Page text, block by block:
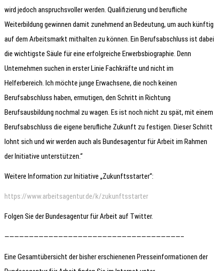
wird jedoch anspruchsvoller werden. Qualifizierung und berufliche
Weiterbildung gewinnen damit zunehmend an Bedeutung, um auch künftig
auf dem Arbeitsmarkt mithalten zu können. Ein Berufsabschluss ist dabei
die wichtigste Säule für eine erfolgreiche Erwerbsbiographie. Denn
Unternehmen suchen in erster Linie Fachkräfte und nicht im
Helferbereich. Ich möchte junge Erwachsene, die noch keinen
Berufsabschluss haben, ermutigen, den Schritt in Richtung
Berufsausbildung nochmal zu wagen. Es ist noch nicht zu spät, mit einem
Berufsabschluss die eigene berufliche Zukunft zu festigen. Dieser Schritt
lohnt sich und wir werden auch als Bundesagentur für Arbeit im Rahmen
der Initiative unterstützen.“
Weitere Information zur Initiative „Zukunftsstarter“:
https://www.arbeitsagentur.de/k/zukunftsstarter
Folgen Sie der Bundesagentur für Arbeit auf Twitter.
————————————————————————————————————–
Eine Gesamtübersicht der bisher erschienenen Presseinformationen der